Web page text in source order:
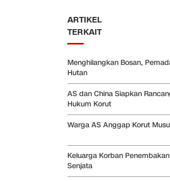
ARTIKEL
TERKAIT
Menghilangkan Bosan,
Hutan
AS dan China Siapkan
Hukum Korut
Warga AS Anggap Korut
Keluarga Korban
Senjata